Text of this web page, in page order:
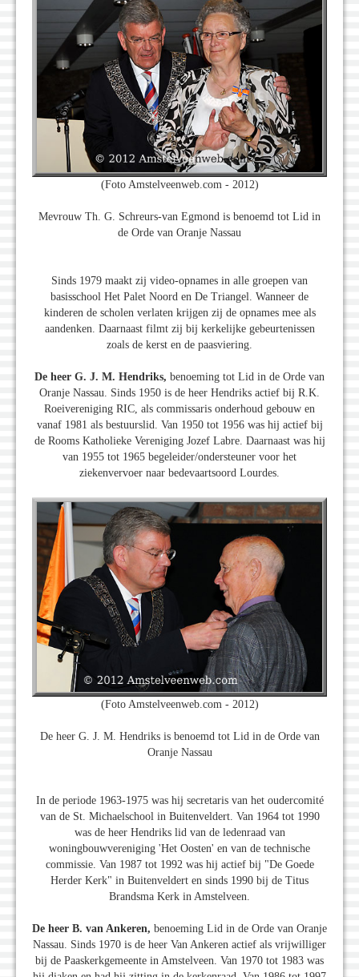
(Foto Amstelveenweb.com - 2012)
Mevrouw Th. G. Schreurs-van Egmond is benoemd tot Lid in
de Orde van Oranje Nassau
Sinds 1979 maakt zij video-opnames in alle groepen van
basisschool Het Palet Noord en De Triangel. Wanneer de
kinderen de scholen verlaten krijgen zij de opnames mee als
aandenken. Daarnaast filmt zij bij kerkelijke gebeurtenissen
zoals de kerst en de paasviering.
De heer G. J. M. Hendriks, benoeming tot Lid in de Orde van
Oranje Nassau. Sinds 1950 is de heer Hendriks actief bij R.K.
Roeivereniging RIC, als commissaris onderhoud gebouw en
vanaf 1981 als bestuurslid. Van 1950 tot 1956 was hij actief bij
de Rooms Katholieke Vereniging Jozef Labre. Daarnaast was hij
van 1955 tot 1965 begeleider/ondersteuner voor het
ziekenvervoer naar bedevaartsoord Lourdes.
(Foto Amstelveenweb.com - 2012)
De heer G. J. M. Hendriks is benoemd tot Lid in de Orde van
Oranje Nassau
In de periode 1963-1975 was hij secretaris van het oudercomité
van de St. Michaelschool in Buitenveldert. Van 1964 tot 1990
was de heer Hendriks lid van de ledenraad van
woningbouwvereniging 'Het Oosten' en van de technische
commissie. Van 1987 tot 1992 was hij actief bij "De Goede
Herder Kerk" in Buitenveldert en sinds 1990 bij de Titus
Brandsma Kerk in Amstelveen.
De heer B. van Ankeren, benoeming Lid in de Orde van Oranje
Nassau. Sinds 1970 is de heer Van Ankeren actief als vrijwilliger
bij de Paaskerkgemeente in Amstelveen. Van 1970 tot 1983 was